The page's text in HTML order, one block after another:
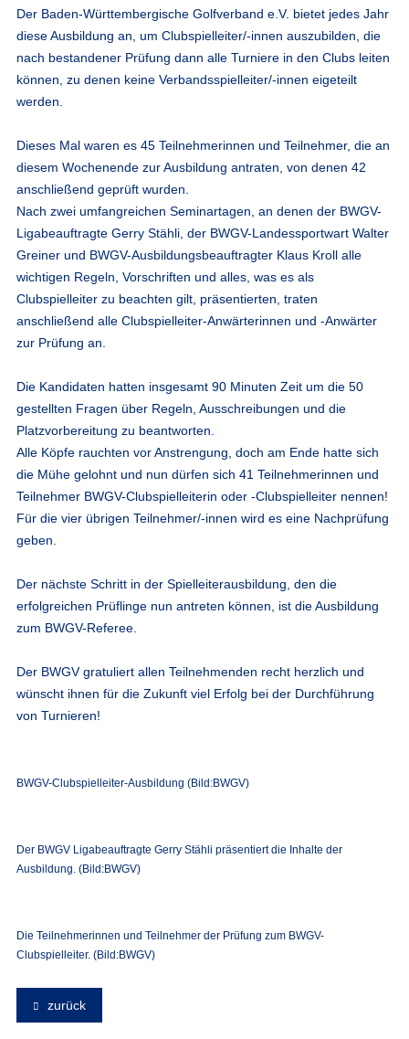
Der Baden-Württembergische Golfverband e.V. bietet jedes Jahr
diese Ausbildung an, um Clubspielleiter/-innen auszubilden, die
nach bestandener Prüfung dann alle Turniere in den Clubs leiten
können, zu denen keine Verbandsspielleiter/-innen eigeteilt
werden.
Dieses Mal waren es 45 Teilnehmerinnen und Teilnehmer, die an
diesem Wochenende zur Ausbildung antraten, von denen 42
anschließend geprüft wurden.
Nach zwei umfangreichen Seminartagen, an denen der BWGV-
Ligabeauftragte Gerry Stähli, der BWGV-Landessportwart Walter
Greiner und BWGV-Ausbildungsbeauftragter Klaus Kroll alle
wichtigen Regeln, Vorschriften und alles, was es als
Clubspielleiter zu beachten gilt, präsentierten, traten
anschließend alle Clubspielleiter-Anwärterinnen und -Anwärter
zur Prüfung an.
Die Kandidaten hatten insgesamt 90 Minuten Zeit um die 50
gestellten Fragen über Regeln, Ausschreibungen und die
Platzvorbereitung zu beantworten.
Alle Köpfe rauchten vor Anstrengung, doch am Ende hatte sich
die Mühe gelohnt und nun dürfen sich 41 Teilnehmerinnen und
Teilnehmer BWGV-Clubspielleiterin oder -Clubspielleiter nennen!
Für die vier übrigen Teilnehmer/-innen wird es eine Nachprüfung
geben.
Der nächste Schritt in der Spielleiterausbildung, den die
erfolgreichen Prüflinge nun antreten können, ist die Ausbildung
zum BWGV-Referee.
Der BWGV gratuliert allen Teilnehmenden recht herzlich und
wünscht ihnen für die Zukunft viel Erfolg bei der Durchführung
von Turnieren!
BWGV-Clubspielleiter-Ausbildung (Bild:BWGV)
Der BWGV Ligabeauftragte Gerry Stähli präsentiert die Inhalte der
Ausbildung. (Bild:BWGV)
Die Teilnehmerinnen und Teilnehmer der Prüfung zum BWGV-
Clubspielleiter. (Bild:BWGV)
zurück